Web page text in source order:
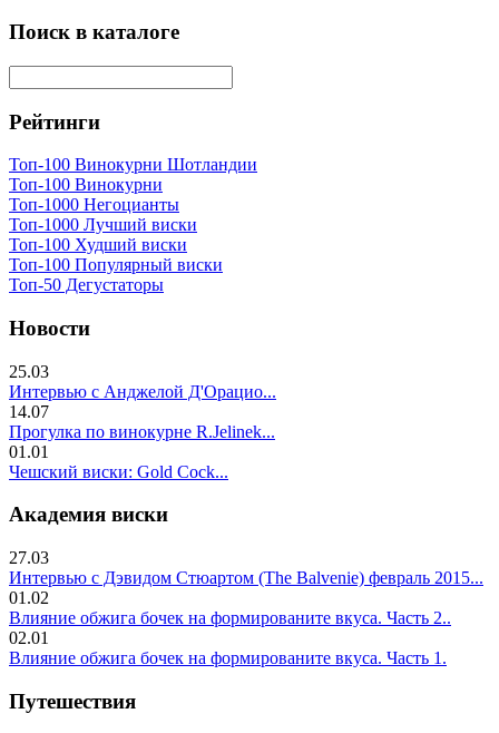
Поиск в каталоге
Рейтинги
Топ-100 Винокурни Шотландии
Топ-100 Винокурни
Топ-1000 Негоцианты
Топ-1000 Лучший виски
Топ-100 Худший виски
Топ-100 Популярный виски
Топ-50 Дегустаторы
Новости
25.03
Интервью с Анджелой Д'Орацио...
14.07
Прогулка по винокурне R.Jelinek...
01.01
Чешский виски: Gold Cock...
Академия виски
27.03
Интервью с Дэвидом Стюартом (The Balvenie) февраль 2015...
01.02
Влияние обжига бочек на формированите вкуса. Часть 2..
02.01
Влияние обжига бочек на формированите вкуса. Часть 1.
Путешествия